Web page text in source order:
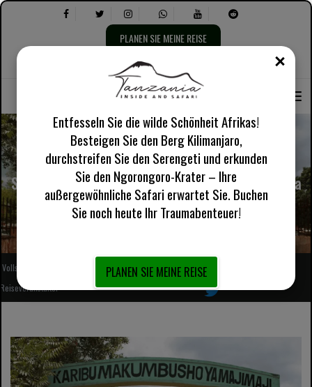
PLANEN SIE MEINE REISE
Über uns
Sie
Folgendes
Praktische Informationen
Songea Tansania – Reiseziele für Touristen in Tansania
Vollständig registrierter afrikanischer lokaler
Reiseveranstalter
Folgen Sie uns
Entfesseln Sie die wilde Schönheit Afrikas!
Besteigen Sie den Berg Kilimanjaro,
durchstreifen Sie den Serengeti und erkunden
Sie den Ngorongoro-Krater – Ihre
außergewöhnliche Safari erwartet Sie. Buchen
Sie noch heute Ihr Traumabenteuer!
PLANEN SIE MEINE REISE